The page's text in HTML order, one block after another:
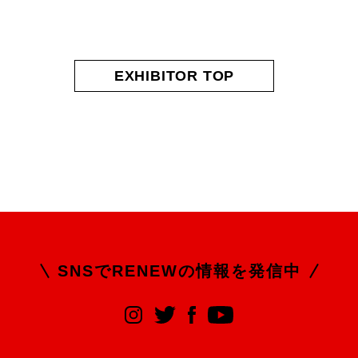
EXHIBITOR TOP
SNSでRENEWの情報を発信中